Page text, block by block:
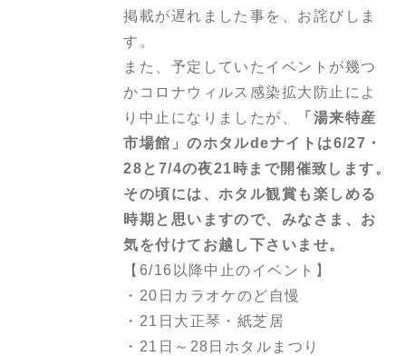
掲載が遅れました事を、お詫びしま
す。
また、予定していたイベントが幾つ
かコロナウィルス感染拡大防止によ
り中止になりましたが、
「湯来特産
市場館」のホタルdeナイトは6/27・
28と7/4の夜21時まで開催致します。
その頃には、ホタル観賞も楽しめる
時期と思いますので、みなさま、お
気を付けてお越し下さいませ。
【6/16以降中止のイベント】
・20日カラオケのど自慢
・21日大正琴・紙芝居
・21日～28日ホタルまつり